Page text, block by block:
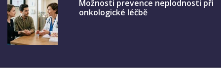
Možnosti prevence neplodnosti při
onkologické léčbě